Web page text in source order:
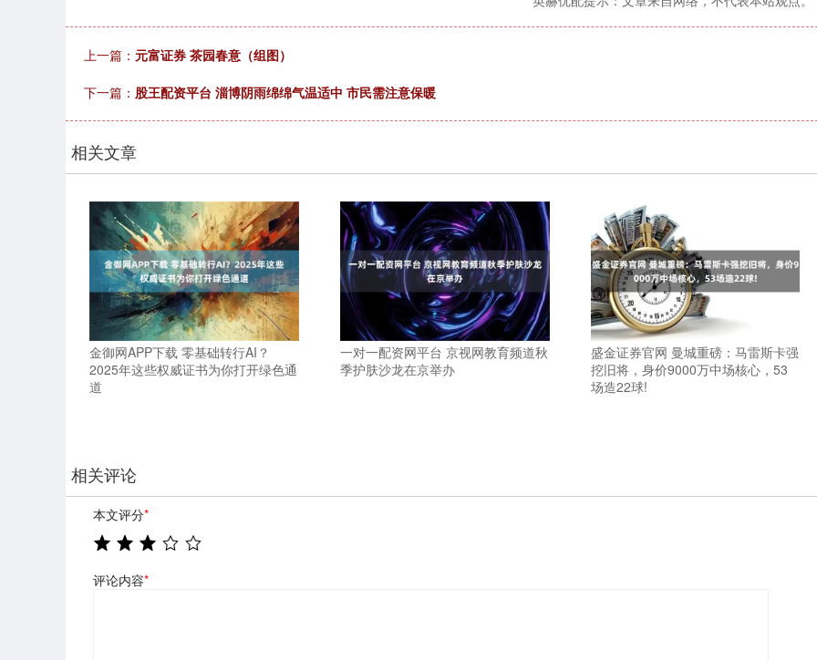
上一篇： 元富证券 茶园春意（组图）
下一篇： 股王配资平台 淄博阴雨绵绵气温适中 市民需注意保暖
相关文章
金御网APP下载 零基础转行AI？
2025年这些权威证书为你打开绿色通
道
一对一配资网平台 京视网教育频道秋
季护肤沙龙在京举办
盛金证券官网 曼城重磅：马雷斯卡强
挖旧将，身价9000万中场核心，53
场造22球!
相关评论
本文评分*
评论内容*